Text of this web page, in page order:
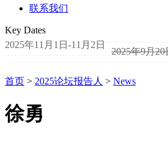
联系我们
Key Dates
2025年11月1日-11月2日
2025年9月20
首页 > 2025论坛报告人 > News
徐勇